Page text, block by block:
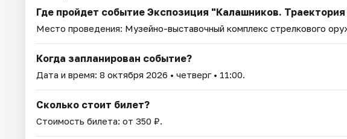
Где пройдет событие Экспозиция "Калашников.
Место проведения: Музейно-выставочный комплекс стрелкового
Когда запланирован событие?
Дата и время: 8 октября 2026 • четверг • 11:00.
Сколько стоит билет?
Стоимость билета: от 350 ₽.